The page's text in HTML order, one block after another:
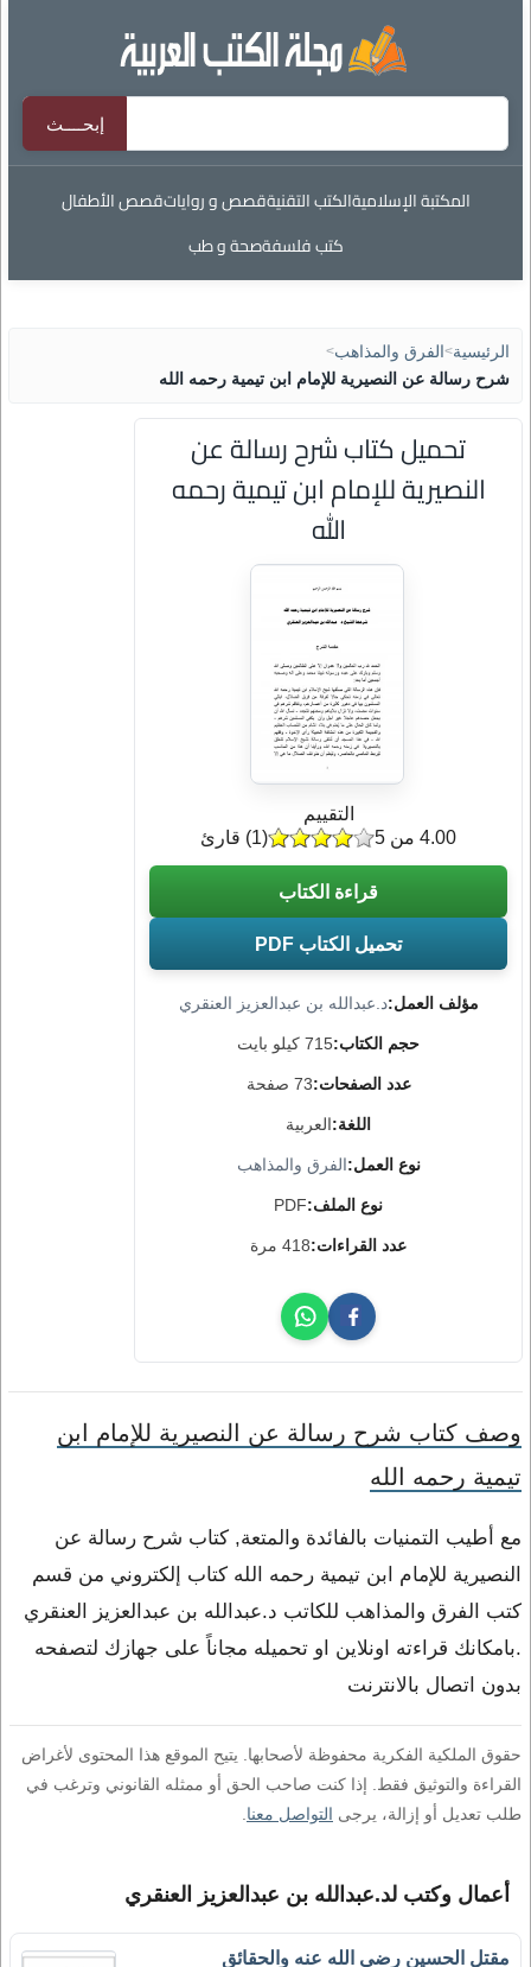
المكتبة الإسلاميةالكتب التقنيةقصص و رواياتقصص الأطفال
كتب فلسفةصحة و طب
الرئيسية> الفرق والمذاهب>
شرح رسالة عن النصيرية للإمام ابن تيمية رحمه الله
تحميل كتاب شرح رسالة عن
النصيرية للإمام ابن تيمية رحمه
الله
مؤلف العمل:د.عبدالله بن عبدالعزيز العنقري
حجم الكتاب:715 كيلو بايت
عدد الصفحات:73 صفحة
اللغة:العربية
نوع العمل:الفرق والمذاهب
نوع الملف:PDF
عدد القراءات:418 مرة
التقييم
(
1) قارئ 4.00 من 5
قراءة الكتاب
تحميل الكتاب PDF
وصف كتاب شرح رسالة عن النصيرية للإمام ابن
تيمية رحمه الله
مع أطيب التمنيات بالفائدة والمتعة, كتاب شرح رسالة عن
النصيرية للإمام ابن تيمية رحمه الله كتاب إلكتروني من قسم
كتب الفرق والمذاهب للكاتب د.عبدالله بن عبدالعزيز العنقري
.بامكانك قراءته اونلاين او تحميله مجاناً على جهازك لتصفحه
بدون اتصال بالانترنت
حقوق الملكية الفكرية محفوظة لأصحابها. يتيح الموقع هذا المحتوى لأغراض
القراءة والتوثيق فقط. إذا كنت صاحب الحق أو ممثله القانوني وترغب في
طلب تعديل أو إزالة، يرجى التواصل معنا
أعمال وكتب لد.عبدالله بن عبدالعزيز العنقري
مقتل الحسين رضي الله عنه والحقائق